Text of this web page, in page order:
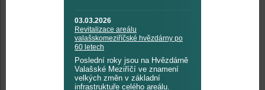
03.03.2026
Revitalizace areálu
valašskomeziříčské hvězdárny po
60 letech
Poslední roky jsou na Hvězdárně
Valašské Meziříčí ve znamení
velkých změn v základní
infrastruktuře celého areálu.